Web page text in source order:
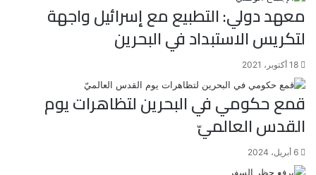
معهد دولي: التطبيع مع إسرائيل واجهة
لتكريس الاستبداد في البحرين
18 أكتوبر، 2021
قمع حكومي في البحرين لتظاهرات يوم
القدس العالميّ
6 أبريل، 2024